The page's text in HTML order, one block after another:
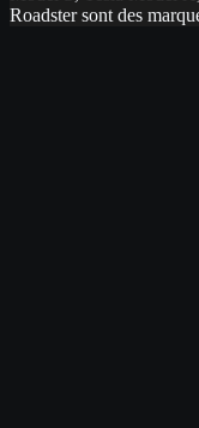
Roadster sont des